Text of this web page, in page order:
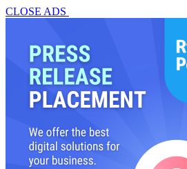
CLOSE ADS